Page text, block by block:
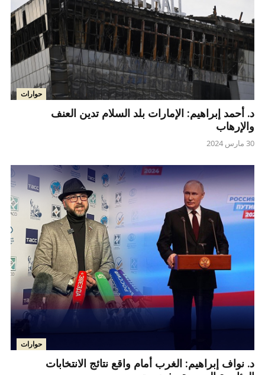
حوارات
د. أحمد إبراهيم: الإمارات بلد السلام تدين العنف
والإرهاب
30 مارس 2024
حوارات
د. نواف إبراهيم: الغرب أمام واقع نتائج الانتخابات